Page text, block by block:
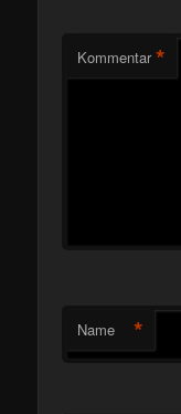
Kommentar *
Name *